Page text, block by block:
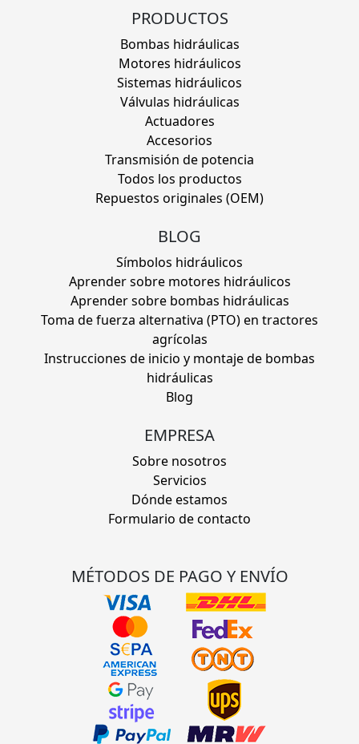
PRODUCTOS
Bombas hidráulicas
Motores hidráulicos
Sistemas hidráulicos
Válvulas hidráulicas
Actuadores
Accesorios
Transmisión de potencia
Todos los productos
Repuestos originales (OEM)
BLOG
Símbolos hidráulicos
Aprender sobre motores hidráulicos
Aprender sobre bombas hidráulicas
Toma de fuerza alternativa (PTO) en tractores
agrícolas
Instrucciones de inicio y montaje de bombas
hidráulicas
Blog
EMPRESA
Sobre nosotros
Servicios
Dónde estamos
Formulario de contacto
MÉTODOS DE PAGO Y ENVÍO